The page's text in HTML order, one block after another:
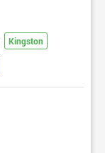
Kingston